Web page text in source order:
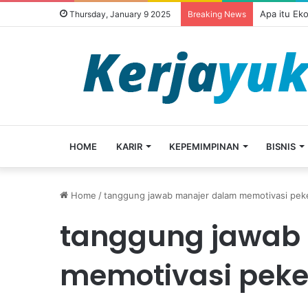
Thursday, January 9 2025 Breaking News Apa itu
HOME KARIR KEPEMIMPINAN BISNIS
Home /tanggung jawab manajer dalam memotivasi
tanggung
memotivasi